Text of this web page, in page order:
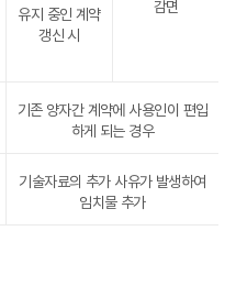
감면
유지 중인 계약
갱신 시
기존 양자간 계약에 사용인이 편입
하게 되는 경우
기술자료의 추가 사유가 발생하여
임치물 추가